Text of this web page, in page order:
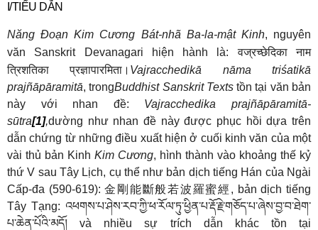
I/TIỂU DẪN
Năng Đoạn Kim Cương Bát-nhã Ba-la-mật Kinh, nguyên
văn Sanskrit Devanagari hiện hành là:वज्रच्छेदिका नाम
त्रिशतिका
प्रज्ञापारमिता। Vajracchedikā nāma triśatikā
prajñāpāramitā, trongBuddhist Sanskrit Texts tồn tại văn bản
này với nhan đề:
Vajracchedika
prajñāpāramitā-
sūtra[1],dường như nhan đề này được phục hồi dựa trên
dẫn chứng từ những điều xuất hiện ở cuối kinh văn của một
vài thủ bản Kinh Kim Cương, hình thành vào khoảng thế kỷ
thứ V sau Tây Lịch, cụ thể như bản dịch tiếng Hán của Ngài
Cấp-đa (590-619):金剛能斷般若波羅蜜經 , bản dịch tiếng
Tây Tạng: འཕགས་པ་ཤེས་རབ་ཀྱི་ཕ་རོལ་ཏུ་ཕྱིན་པ་རྡོ་རྗེ་གཅོད་པ་ཞེས་བྱ་བ་ཐེག་
པ་ཆེན་པོའི་མདོ། và nhiều sự trích dẫn khác tồn tại